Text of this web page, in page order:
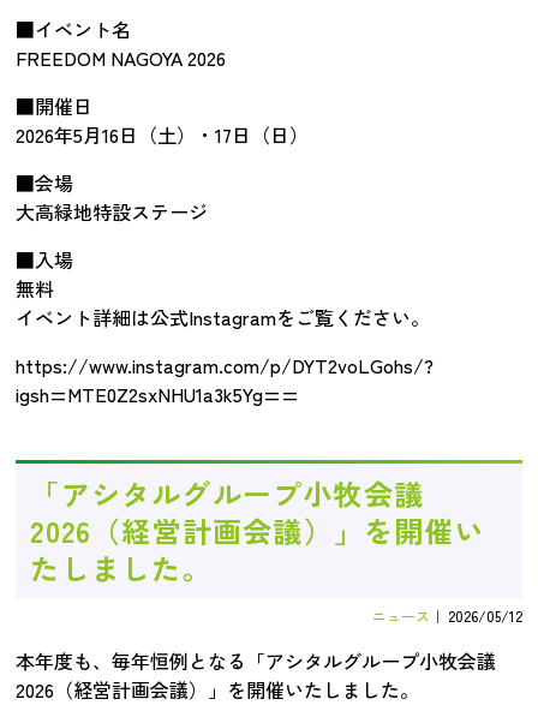
■イベント名
FREEDOM NAGOYA 2026
■開催日
2026年5月16日（土）・17日（日）
■会場
大高緑地特設ステージ
■入場
無料
イベント詳細は公式Instagramをご覧ください。
https://www.instagram.com/p/DYT2voLGohs/?
igsh=MTE0Z2sxNHU1a3k5Yg==
「アシタルグループ小牧会議
2026（経営計画会議）」を開催い
たしました。
ニュース ｜ 2026/05/12
本年度も、毎年恒例となる「アシタルグループ小牧会議
2026（経営計画会議）」を開催いたしました。